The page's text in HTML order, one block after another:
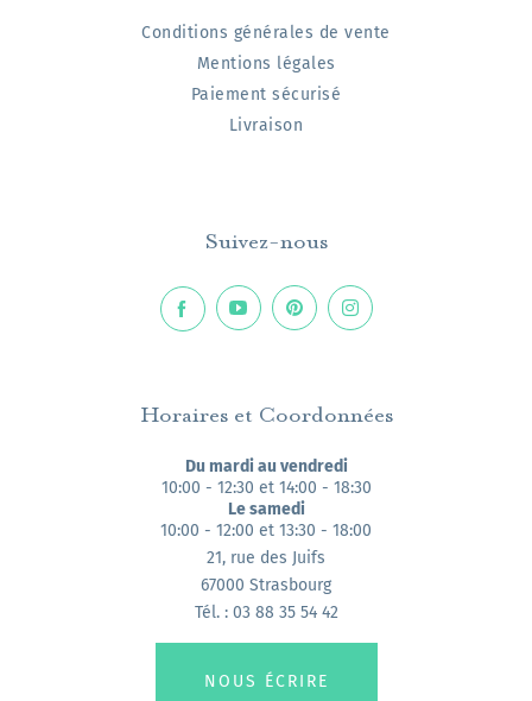
Conditions générales de vente
Mentions légales
Paiement sécurisé
Livraison
Suivez-nous
Horaires et Coordonnées
Du mardi au vendredi
10:00 - 12:30 et 14:00 - 18:30
Le samedi
10:00 - 12:00 et 13:30 - 18:00
21, rue des Juifs
67000 Strasbourg
Tél. : 03 88 35 54 42
NOUS ÉCRIRE